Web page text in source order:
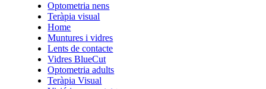
Optometria nens
Teràpia visual
Home
Muntures i vidres
Lents de contacte
Vidres BlueCut
Optometria adults
Teràpia Visual